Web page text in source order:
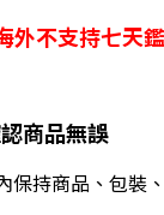
外不支持七天
商品無誤
持商品、包裝